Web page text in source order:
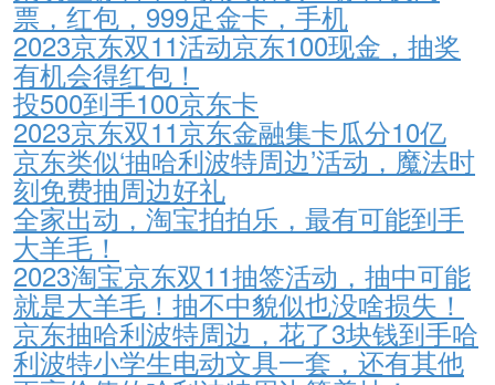
票，红包，999足金卡，手机
2023京东双11活动京东100现金，抽奖
有机会得红包！
投500到手100京东卡
2023京东双11京东金融集卡瓜分10亿
京东类似‘抽哈利波特周边’活动，魔法时
刻免费抽周边好礼
全家出动，淘宝拍拍乐，最有可能到手
大羊毛！
2023淘宝京东双11抽签活动，抽中可能
就是大羊毛！抽不中貌似也没啥损失！
京东抽哈利波特周边，花了3块钱到手哈
利波特小学生电动文具一套，还有其他